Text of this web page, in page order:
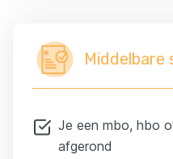
Middelbare
Je een mbo, hbo
afgerond